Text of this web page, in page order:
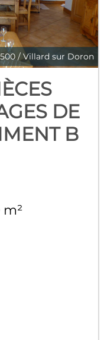
/ Villard sur Doron
DE
B
m²